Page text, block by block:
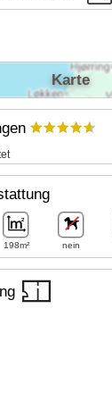
198m² nein
Karte